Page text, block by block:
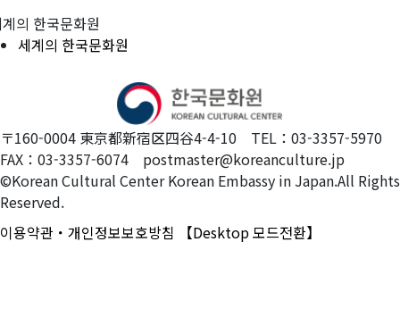
의 한국문화원
세계의 한국문화원
〒160-0004 東京都新宿区四谷4-4-10 TEL：03-3357-5970
FAX：03-3357-6074 postmaster@koreanculture.jp
©Korean Cultural Center Korean Embassy in Japan.All Rights
Reserved.
이용약관・개인정보보호방침
【Desktop 모드전환】